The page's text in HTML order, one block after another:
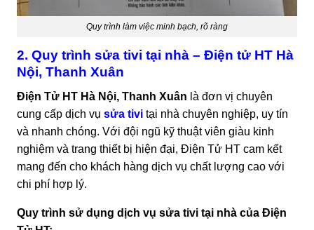
Quy trình làm việc minh bạch, rõ ràng
2. Quy trình sửa tivi tại nhà – Điện tử HT Hà
Nội, Thanh Xuân
Điện Tử HT Hà Nội, Thanh Xuân là đơn vị chuyên
cung cấp dịch vụ sửa tivi tại nhà chuyên nghiệp, uy tín
và nhanh chóng. Với đội ngũ kỹ thuật viên giàu kinh
nghiệm và trang thiết bị hiện đại, Điện Tử HT cam kết
mang đến cho khách hàng dịch vụ chất lượng cao với
chi phí hợp lý.
Quy trình sử dụng dịch vụ sửa tivi tại nhà của Điện